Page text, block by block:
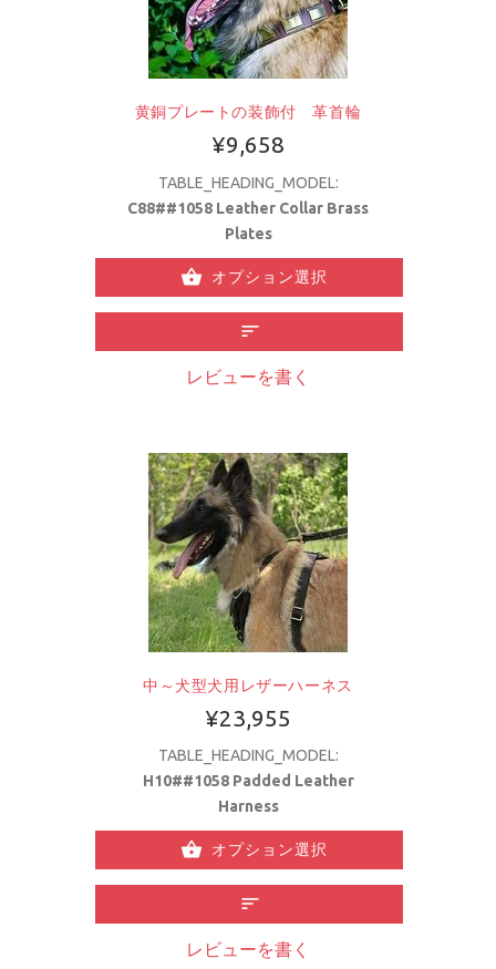
黄銅プレートの装飾付 革首輪
¥9,658
TABLE_HEADING_MODEL:
C88##1058 Leather Collar Brass
Plates
オプション選択
レビューを書く
中～犬型犬用レザーハーネス
¥23,955
TABLE_HEADING_MODEL:
H10##1058 Padded Leather
Harness
オプション選択
レビューを書く